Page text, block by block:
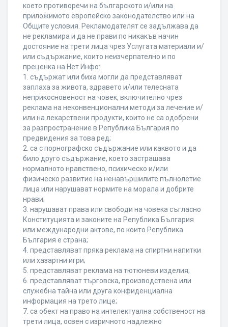
което противоречи на българското и/или на
приложимото европейско законодателство или на
Общите условия. Рекламодателят се задължава да
не рекламира и да не прави по никакъв начин
достояние на трети лица чрез Услугата материали и/
или съдържание, които неизчерпателно и по
преценка на Нет Инфо:
1. съдържат или биха могли да представляват
заплаха за живота, здравето и/или телесната
неприкосновеност на човек, включително чрез
реклама на неконвенционални методи за лечение и/
или на лекарствени продукти, които не са одобрени
за разпространение в Република България по
предвидения за това ред;
2. са с порнографско съдържание или каквото и да
било друго съдържание, което застрашава
нормалното нравствено, психическо и/или
физическо развитие на ненавършилите пълнолетие
лица или нарушават нормите на морала и добрите
нрави;
3. нарушават права или свободи на човека съгласно
Конституцията и законите на Република България
или международни актове, по които Република
България е страна;
4. представляват пряка реклама на спиртни напитки
или хазартни игри;
5. представляват реклама на тютюневи изделия;
6. представляват търговска, производствена или
служебна тайна или друга конфиденциална
информация на трето лице;
7. са обект на право на интелектуална собственост на
трети лица, освен с изричното надлежно